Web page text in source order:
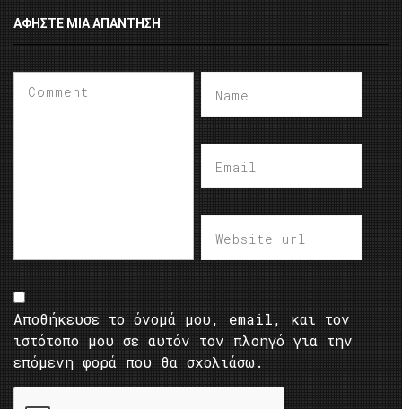
ΑΦΉΣΤΕ ΜΙΑ ΑΠΆΝΤΗΣΗ
Αποθήκευσε το όνομά μου, email, και τον
ιστότοπο μου σε αυτόν τον πλοηγό για την
επόμενη φορά που θα σχολιάσω.